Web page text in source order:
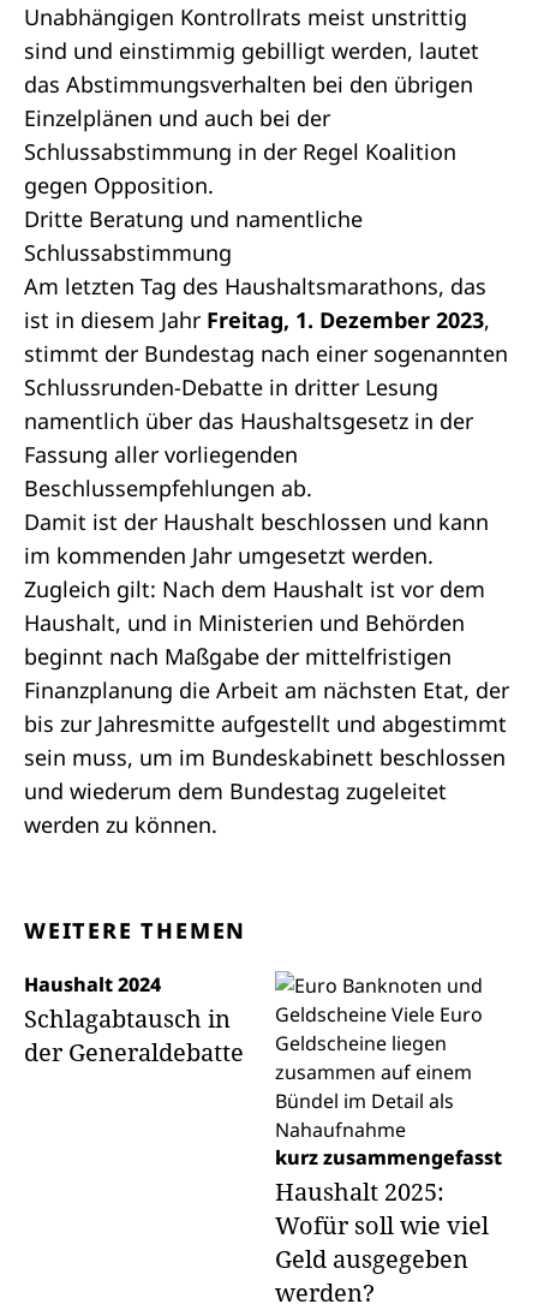
Unabhängigen Kontrollrats meist unstrittig
sind und einstimmig gebilligt werden, lautet
das Abstimmungsverhalten bei den übrigen
Einzelplänen und auch bei der
Schlussabstimmung in der Regel Koalition
gegen Opposition.
Dritte Beratung und namentliche
Schlussabstimmung
Am letzten Tag des Haushaltsmarathons, das
ist in diesem Jahr Freitag, 1. Dezember 2023,
stimmt der Bundestag nach einer sogenannten
Schlussrunden-Debatte in dritter Lesung
namentlich über das Haushaltsgesetz in der
Fassung aller vorliegenden
Beschlussempfehlungen ab.
Damit ist der Haushalt beschlossen und kann
im kommenden Jahr umgesetzt werden.
Zugleich gilt: Nach dem Haushalt ist vor dem
Haushalt, und in Ministerien und Behörden
beginnt nach Maßgabe der mittelfristigen
Finanzplanung die Arbeit am nächsten Etat, der
bis zur Jahresmitte aufgestellt und abgestimmt
sein muss, um im Bundeskabinett beschlossen
und wiederum dem Bundestag zugeleitet
werden zu können.
WEITERE THEMEN
Haushalt 2024
Schlagabtausch in
der Generaldebatte
kurz zusammengefasst
Haushalt 2025:
Wofür soll wie viel
Geld ausgegeben
werden?